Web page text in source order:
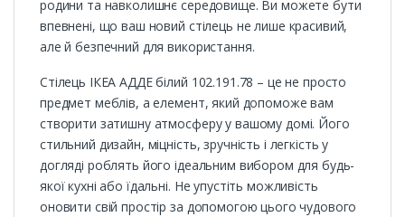
родини та навколишнє середовище. Ви можете бути
впевнені, що ваш новий стілець не лише красивий,
але й безпечний для використання.
Стілець ІКЕА АДДЕ білий 102.191.78 – це не просто
предмет меблів, а елемент, який допоможе вам
створити затишну атмосферу у вашому домі. Його
стильний дизайн, міцність, зручність і легкість у
догляді роблять його ідеальним вибором для будь-
якої кухні або їдальні. Не упустіть можливість
оновити свій простір за допомогою цього чудового